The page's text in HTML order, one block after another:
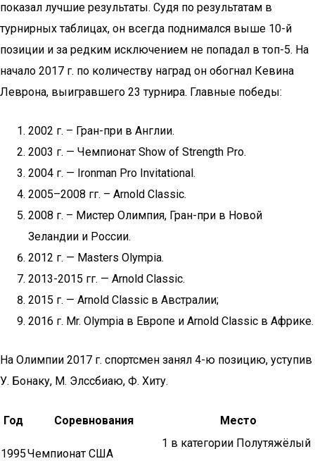
показал лучшие результаты. Судя по результатам в
турнирных таблицах, он всегда поднимался выше 10-й
позиции и за редким исключением не попадал в топ-5. На
начало 2017 г. по количеству наград он обогнал Кевина
Леврона, выигравшего 23 турнира. Главные победы:
2002 г. – Гран-при в Англии.
2003 г. — Чемпионат Show of Strength Pro.
2004 г. — Ironman Pro Invitational.
2005–2008 гг. – Arnold Classic.
2008 г. – Mистер Олимпия, Гран-при в Новой
Зеландии и России.
2012 г. — Masters Olympia.
2013-2015 гг. — Arnold Classic.
2015 г. — Arnold Classic в Австралии;
2016 г. Mr. Olympia в Европе и Arnold Classic в Африке.
На Олимпии 2017 г. спортсмен занял 4-ю позицию, уступив
У. Бонаку, М. Элссбиаю, Ф. Хиту.
Год Соревнования Место
1995Чемпионат США
1 в категории Полутяжёлый